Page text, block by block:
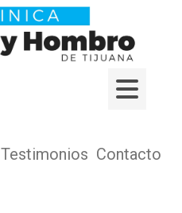
Testimonios Contacto